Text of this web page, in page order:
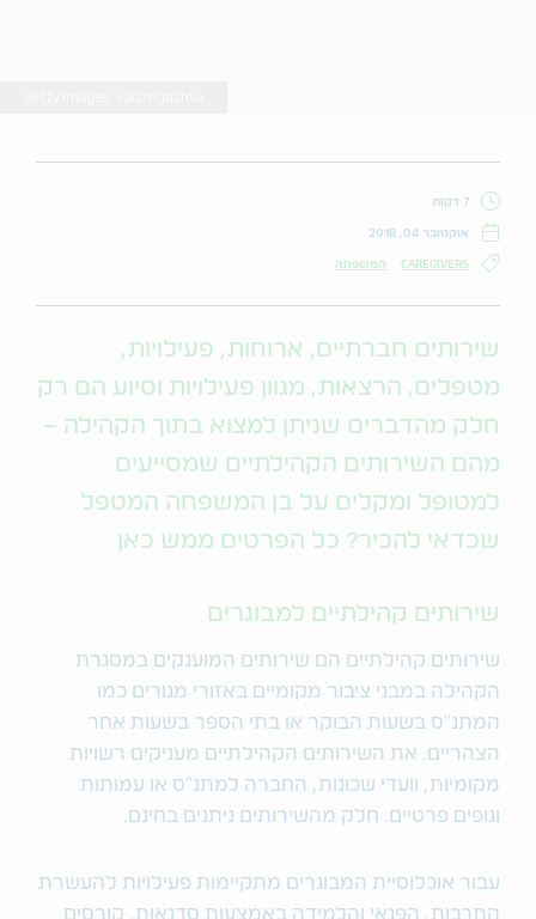
7 דקות
אוקטובר 04, 2018
CAREGIVERS המשפחה
שירותים חברתיים, ארוחות, פעילויות,
מטפלים, הרצאות, מגוון פעילויות וסיוע הם רק
חלק מהדברים שניתן למצוא בתוך הקהילה –
מהם השירותים הקהילתיים שמסייעים
למטופל ומקלים על בן המשפחה המטפל
שכדאי להכיר? כל הפרטים ממש כאן
שירותים קהילתיים למבוגרים
שירותים קהילתיים הם שירותים המוענקים במסגרת
הקהילה במבני ציבור מקומיים באזורי מגורים כמו
המתנ"ס בשעות הבוקר או בתי הספר בשעות אחר
הצהריים. את השירותים הקהילתיים מעניקים רשויות
מקומיות, וועדי שכונות, החברה למתנ"ס או עמותות
וגופים פרטיים. חלק מהשירותים ניתנים בחינם.
עבור אוכלוסיית המבוגרים מתקיימות פעילויות להעשרת
התרבות, הפנאי והלמידה באמצעות סדנאות, קורסים